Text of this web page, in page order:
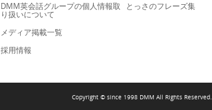
DMM英会話グループの個人情報取
り扱いについて
メディア掲載一覧
採用情報
とっさのフレーズ集
Copyright © since 1998 DMM All Rights Reserved.